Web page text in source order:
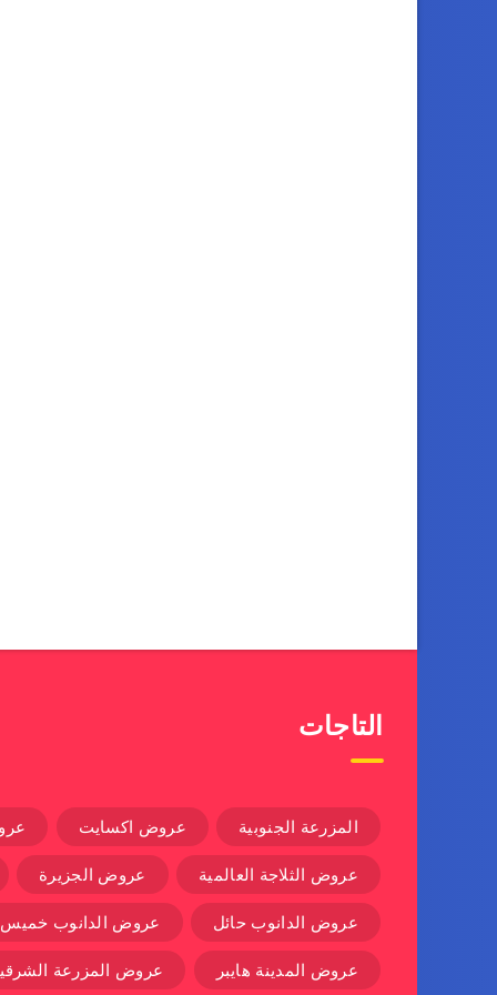
التاجات
المزرعة الجنوبية عروض اكسايت
عروض الثلاجة العالمية عروض الجزيرة
عروض الدانوب حائل عروض الدانوب
عروض المدينة هايبر عروض المزرعة